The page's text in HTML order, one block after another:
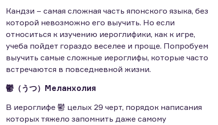
Кандзи – самая сложная часть японского языка, без
которой невозможно его выучить. Но если
относиться к изучению иероглифики, как к игре,
учеба пойдет гораздо веселее и проще. Попробуем
выучить самые сложные иероглифы, которые часто
встречаются в повседневной жизни.
鬱（うつ）Меланхолия
В иероглифе 鬱 целых 29 черт, порядок написания
которых тяжело запомнить даже самому